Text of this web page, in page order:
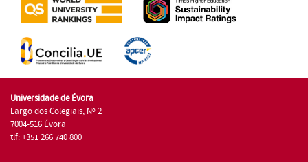
Universidade de Évora
Largo dos Colegiais, Nº 2
7004-516 Évora
tlf: +351 266 740 800